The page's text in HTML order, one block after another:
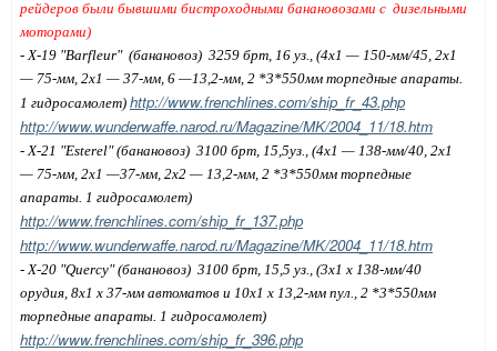
рейдеров были бывшими бистроходными банановозами с дизельными
моторами)
- Х-19 "Barfleur" (банановоз) 3259 брт, 16 уз., (4x1 — 150-мм/45, 2x1
— 75-мм 2x1 — 37-мм 6 —13,2-мм, 2 *3*550мм торпедные апараты.
1 гидросамолет) http://www.frenchlines.com/ship_fr_43.php
http://www.wunderwaffe.narod.ru/Magazine/MK/2004_11/18.htm
- Х-21 "Esterel" (банановоз) 3100 брт, 15,5уз., (4x1 — 138-мм/40, 2x1
— 75-мм, 2x1 —37-мм , 2x2 — 13,2-мм, 2 *3*550мм торпедные
апараты 1 гидросамолет)
http://www.frenchlines.com/ship_fr_137.php
http://www.wunderwaffe.narod.ru/Magazine/MK/2004_11/18.htm
- Х-20 "Quercy"(банановоз) 3100 брт, 15,5 уз., (3x1 x 138-мм/40
орудия, 8x1 x 37-мм автоматов и 10x1 x 13,2-мм пул. , 2 *3*550мм
торпедные апараты. 1 гидросамолет)
http://www.frenchlines.com/ship_fr_396.php